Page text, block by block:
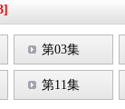
第03集
第11集